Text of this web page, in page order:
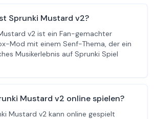
Sprunki Mustard v2?
v2 ist ein Fan-gemachter
Mod mit einem Senf-Thema, der ein
Musikerlebnis auf Sprunki Spiel
Mustard v2 online spielen?
Mustard v2 kann online gespielt